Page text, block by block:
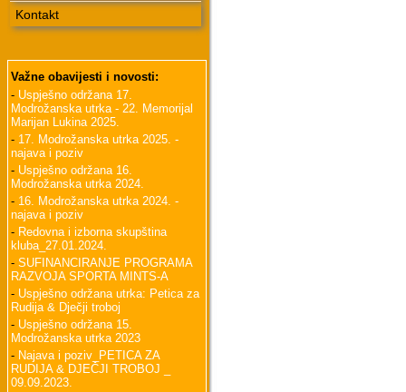
Kontakt
Važne obavijesti i novosti:
- Uspješno održana 17.
Modrožanska utrka - 22. Memorijal
Marijan Lukina 2025.
- 17. Modrožanska utrka 2025. -
najava i poziv
- Uspješno održana 16.
Modrožanska utrka 2024.
- 16. Modrožanska utrka 2024. -
najava i poziv
- Redovna i izborna skupština
kluba_27.01.2024.
- SUFINANCIRANJE PROGRAMA
RAZVOJA SPORTA MINTS-A
- Uspješno održana utrka: Petica za
Rudija & Dječji troboj
- Uspješno održana 15.
Modrožanska utrka 2023
- Najava i poziv_PETICA ZA
RUDIJA & DJEČJI TROBOJ _
09.09.2023.